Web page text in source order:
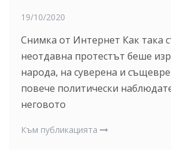
19/10/2020
Снимка от Интернет Как така
неотдавна протестът беше
народа, на суверена и
повече политически
неговото
Към публикацията